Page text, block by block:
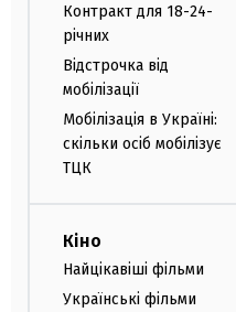
Контракт для 18-24-
річних
Відстрочка від
мобілізації
Мобілізація в Україні:
скільки осіб мобілізує
ТЦК
Кіно
Найцікавіші фільми
Українські фільми